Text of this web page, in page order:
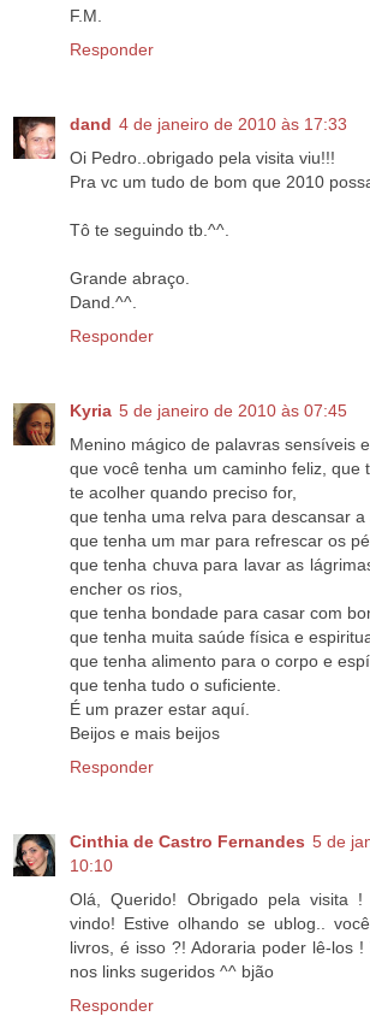
F.M.
Responder
dand 4 de janeiro de 2010 às 17:33
Oi Pedro..obrigado pela visita viu!!!
Pra vc um tudo de bom que 2010
Tô te seguindo tb.^^.
Grande abraço.
Dand.^^.
Responder
Kyria 5 de janeiro de 2010 às 07:45
Menino mágico de palavras sensíveis
que você tenha um caminho feliz, que
te acolher quando preciso for,
que tenha uma relva para descansar a
que tenha um mar para refrescar os
que tenha chuva para lavar as
encher os rios,
que tenha bondade para casar com
que tenha muita saúde física e
que tenha alimento para o corpo e
que tenha tudo o suficiente.
É um prazer estar aquí.
Beijos e mais beijos
Responder
Cinthia de Castro Fernandes 5 de
10:10
Olá, Querido! Obrigado pela visita
vindo! Estive olhando se ublog..
livros, é isso ?! Adoraria poder lê-los
nos links sugeridos ^^ bjão
Responder